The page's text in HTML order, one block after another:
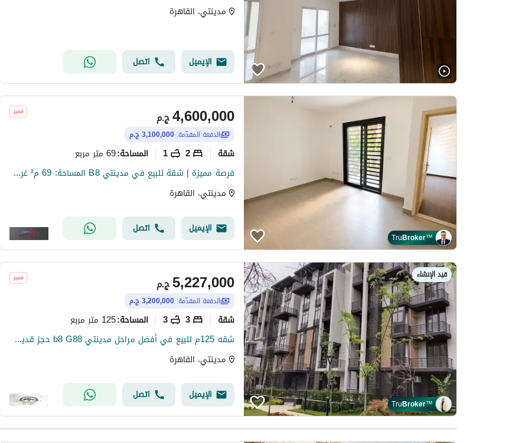
مدينتي، القاهرة
الإيميل اتصل
TruBroker™
ج.م4,600,000
الدفعة المقدّمة: 3,100,000 ج.م
شقة 2
1 المساحة:69 متر مربع
فرصة مميزة | شقة للبيع في مدينتي B8 المساحة: 69 م² غرفتين بيع
مدينتي، القاهرة
الإيميل اتصل
قيد الإنشاء
TruBroker™
ج.م5,227,000
الدفعة المقدّمة: 3,200,000 ج.م
شقة 3
3 المساحة:125 متر مربع
شقه 125م للبيع في أفضل مراحل مدينتي b8 G88 حجز قديم استلام خلال سنه بأفضل سعر وأطول فترة سداد على ١٢ سنه
مدينتي، القاهرة
الإيميل اتصل